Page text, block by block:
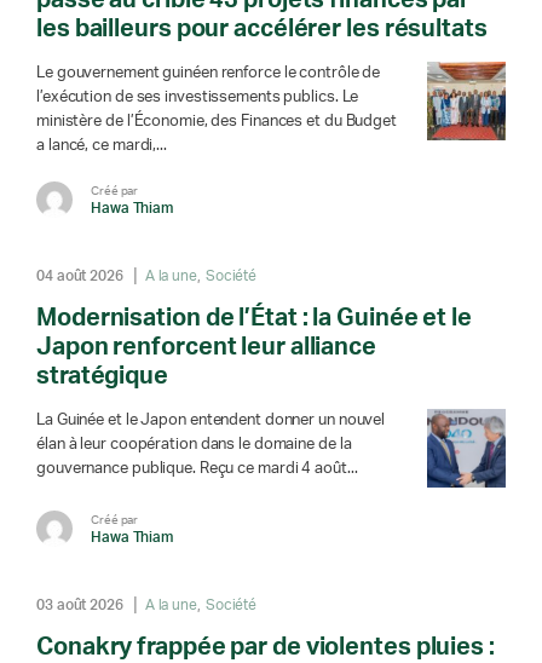
les bailleurs pour accélérer les résultats
Le gouvernement guinéen renforce le contrôle de
l’exécution de ses investissements publics. Le
ministère de l’Économie, des Finances et du Budget
a lancé, ce mardi,...
Créé par
Hawa Thiam
04 août 2026 A la une Société
Modernisation de l’État : la Guinée et le
Japon renforcent leur alliance
stratégique
La Guinée et le Japon entendent donner un nouvel
élan à leur coopération dans le domaine de la
gouvernance publique. Reçu ce mardi 4 août...
Créé par
Hawa Thiam
03 août 2026 A la une Société
Conakry frappée par de violentes pluies :